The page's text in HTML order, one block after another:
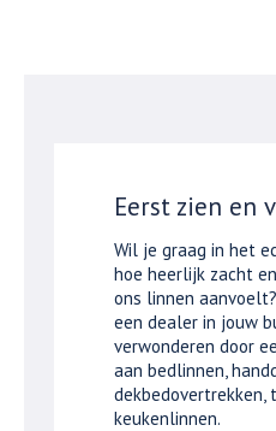
Eerst zien en
Wil je graag in het
hoe heerlijk zacht
ons linnen
een dealer in jouw
verwonderen door
aan bedlinnen,
keukenlinnen.